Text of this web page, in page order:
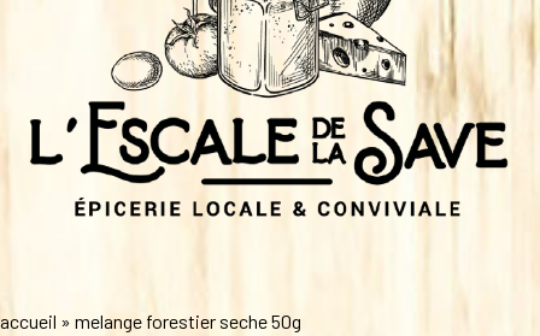
accueil » melange forestier seche 50g